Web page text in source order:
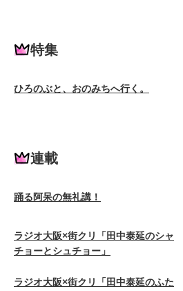
特集
ひろのぶと、おのみちへ行く。
連載
踊る阿呆の無礼講！
ラジオ大阪×街クリ「田中泰延のシャ
チョーとシュチョー」
ラジオ大阪×街クリ「田中泰延のふた